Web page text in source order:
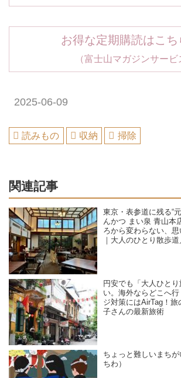
お得な定期購読はこち
（富士山マガジンサービ
2025-06-09
読みもの 収納 掃除
関連記事
東京・表参道に残る“
んかつ まい泉 青山本
ろから変わらない、
｜大人のひとり散歩
円安でも「大人ひと
い。海外ならどこへ
ジ対策にはAirTag！旅
子さんの最新旅術
ちょっと難しいまち
ちわ）